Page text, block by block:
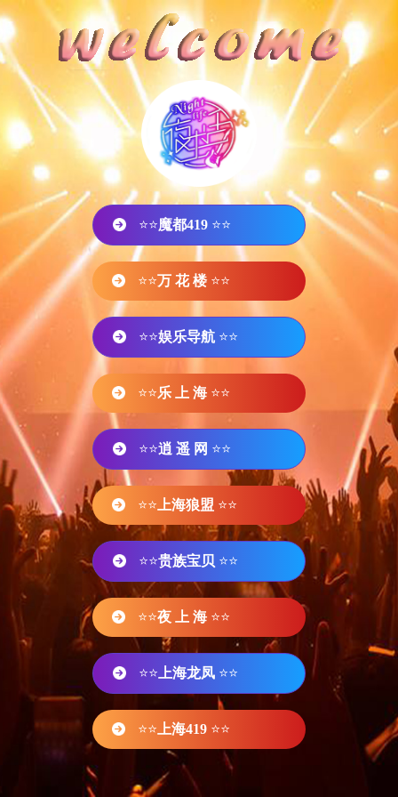
⭐⭐魔都419 ⭐⭐
⭐⭐万 花 楼 ⭐⭐
⭐⭐娱乐导航 ⭐⭐
⭐⭐乐 上 海 ⭐⭐
⭐⭐逍 遥 网 ⭐⭐
⭐⭐ 上海狼盟 ⭐⭐
⭐⭐贵族宝贝 ⭐⭐
⭐⭐夜 上 海 ⭐⭐
⭐⭐ 上海龙凤 ⭐⭐
⭐⭐ 上海419 ⭐⭐